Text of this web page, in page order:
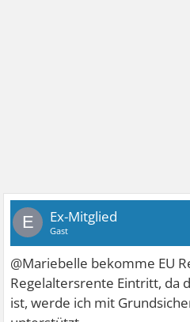
E Ex-Mitglied
Gast
@Mariebelle bekomme EU
Regelaltersrente Eintritt, da
ist, werde ich mit